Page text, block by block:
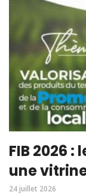
FIB 2026
une
24 juillet 2026